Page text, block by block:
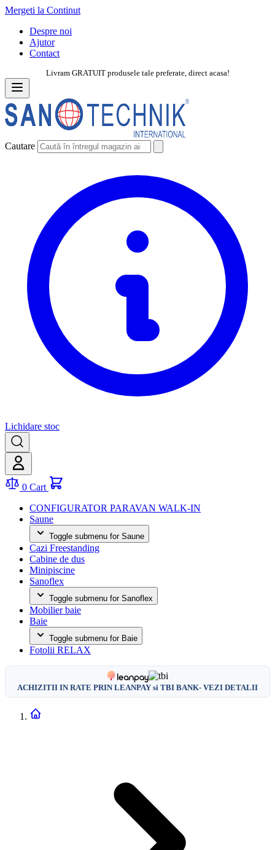
Mergeti la Continut
Despre noi
Ajutor
Contact
Livram GRATUIT produsele tale preferate, direct acasa!
Cautare
Lichidare stoc
0 Cart
CONFIGURATOR PARAVAN WALK-IN
Saune
Toggle submenu for Saune
Cazi Freestanding
Cabine de dus
Minipiscine
Sanoflex
Toggle submenu for Sanoflex
Mobilier baie
Baie
Toggle submenu for Baie
Fotolii RELAX
ACHIZITII IN RATE PRIN LEANPAY si TBI BANK- VEZI DETALII